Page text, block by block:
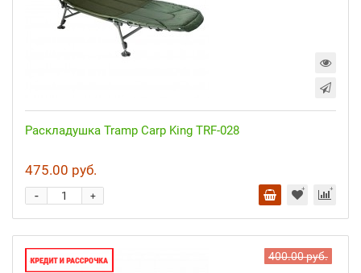
Раскладушка Tramp Carp King TRF-028
475.00 руб.
+
-
400.00 руб.